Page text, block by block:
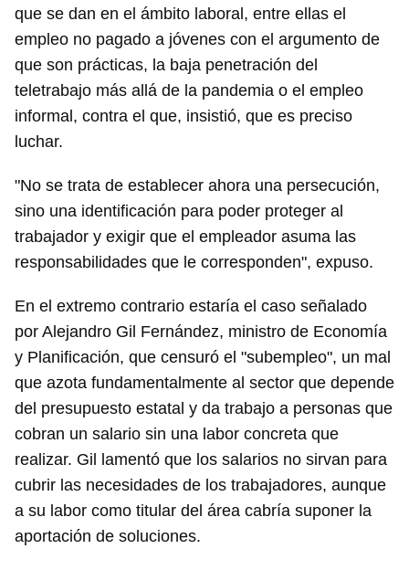
que se dan en el ámbito laboral, entre ellas el
empleo no pagado a jóvenes con el argumento de
que son prácticas, la baja penetración del
teletrabajo más allá de la pandemia o el empleo
informal, contra el que, insistió, que es preciso
luchar.
"No se trata de establecer ahora una persecución,
sino una identificación para poder proteger al
trabajador y exigir que el empleador asuma las
responsabilidades que le corresponden", expuso.
En el extremo contrario estaría el caso señalado
por Alejandro Gil Fernández, ministro de Economía
y Planificación, que censuró el "subempleo", un mal
que azota fundamentalmente al sector que depende
del presupuesto estatal y da trabajo a personas que
cobran un salario sin una labor concreta que
realizar. Gil lamentó que los salarios no sirvan para
cubrir las necesidades de los trabajadores, aunque
a su labor como titular del área cabría suponer la
aportación de soluciones.